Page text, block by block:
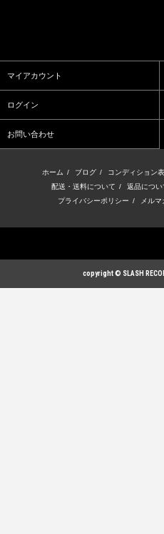
マイアカウント
ログイン
お問い合わせ
ホーム / ブログ / コンディション
配送・送料について / 返品につい
プライバシーポリシー / メルマ
copyright © SLASH